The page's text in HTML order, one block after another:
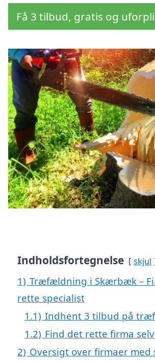
Få 3 tilbud, gratis og
Indholdsfortegnelse skjul
1) Træfældning i Skærbæk –
rette specialist
1.1) Indhent 3 tilbud på
1.2) Find det rette firma selv
2) Oversigt over firmaer med